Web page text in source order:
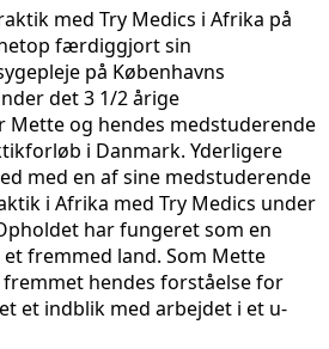
med Try Medics i Afrika på
færdiggjort sin
på Københavns
det 3 1/2 årige
Mette og hendes medstuderende
i Danmark. Yderligere
med en af sine medstuderende
i Afrika med Try Medics under
har fungeret som en
fremmed land. Som Mette
hendes forståelse for
et indblik med arbejdet i et u-